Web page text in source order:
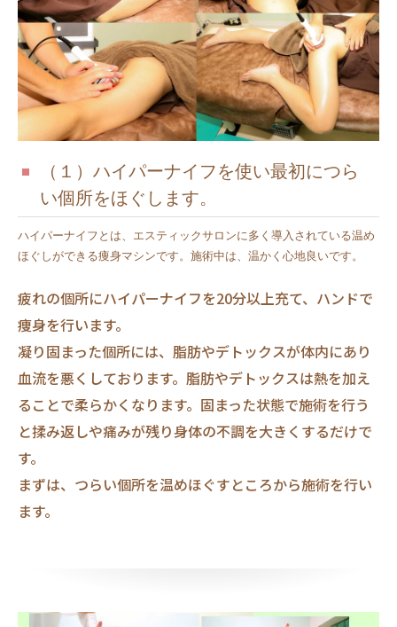
（１）ハイパーナイフを使い最初につら
い個所をほぐします。
ハイパーナイフとは、エスティックサロンに多く導入されている温め
ほぐしができる痩身マシンです。施術中は、温かく心地良いです。
疲れの個所にハイパーナイフを20分以上充て、ハンドで
痩身を行います。
凝り固まった個所には、脂肪やデトックスが体内にあり
血流を悪くしております。脂肪やデトックスは熱を加え
ることで柔らかくなります。固まった状態で施術を行う
と揉み返しや痛みが残り身体の不調を大きくするだけで
す。
まずは、つらい個所を温めほぐすところから施術を行い
ます。